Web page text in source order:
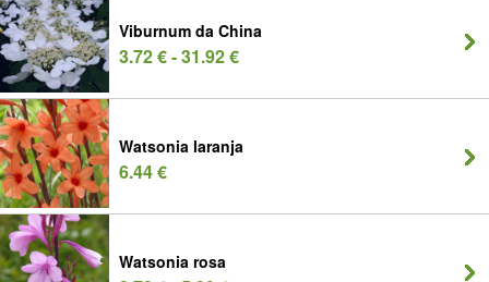
Viburnum da China
3.72 € - 31.92 €
Watsonia laranja
6.44 €
Watsonia rosa